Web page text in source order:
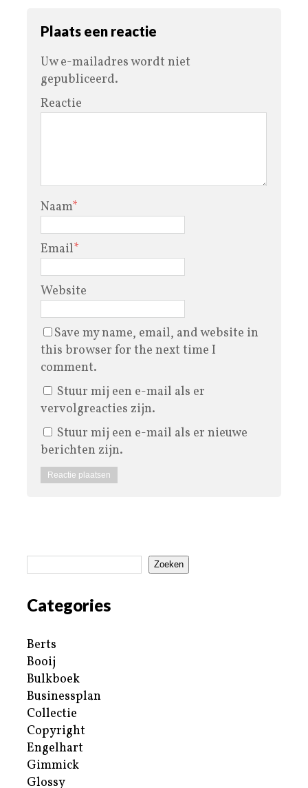
Plaats een reactie
Uw e-mailadres wordt niet
gepubliceerd.
Reactie
Naam*
Email*
Website
Save my name, email, and website in
this browser for the next time I
comment.
Stuur mij een e-mail als er
vervolgreacties zijn.
Stuur mij een e-mail als er nieuwe
berichten zijn.
Zoeken
Categories
Berts
Booij
Bulkboek
Businessplan
Collectie
Copyright
Engelhart
Gimmick
Glossy